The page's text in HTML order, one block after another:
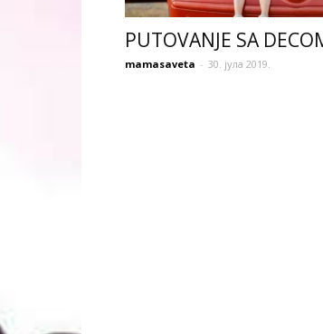
PUTOVANJE SA
mamasaveta - 30. јула 2019.